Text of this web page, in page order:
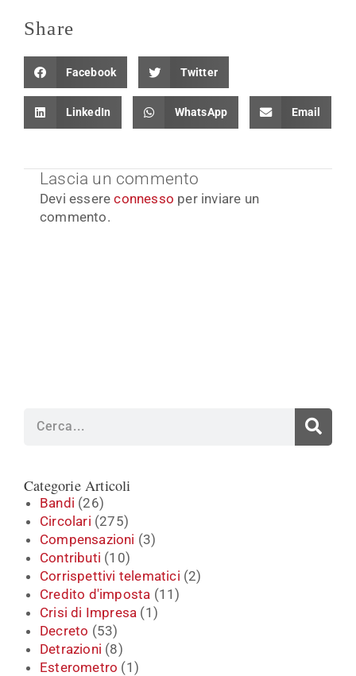
Share
Facebook Twitter
LinkedIn WhatsApp Email
Lascia un commento
Devi essereconnesso per inviare un
commento.
Categorie Articoli
Bandi (26)
Circolari (275)
Compensazioni (3)
Contributi (10)
Corrispettivi telematici (2)
Credito d'imposta (11)
Crisi di Impresa (1)
Decreto (53)
Detrazioni (8)
Esterometro (1)